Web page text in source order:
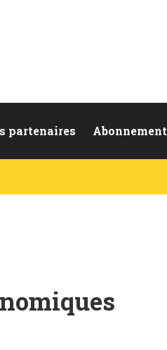
partenaires Abonnement